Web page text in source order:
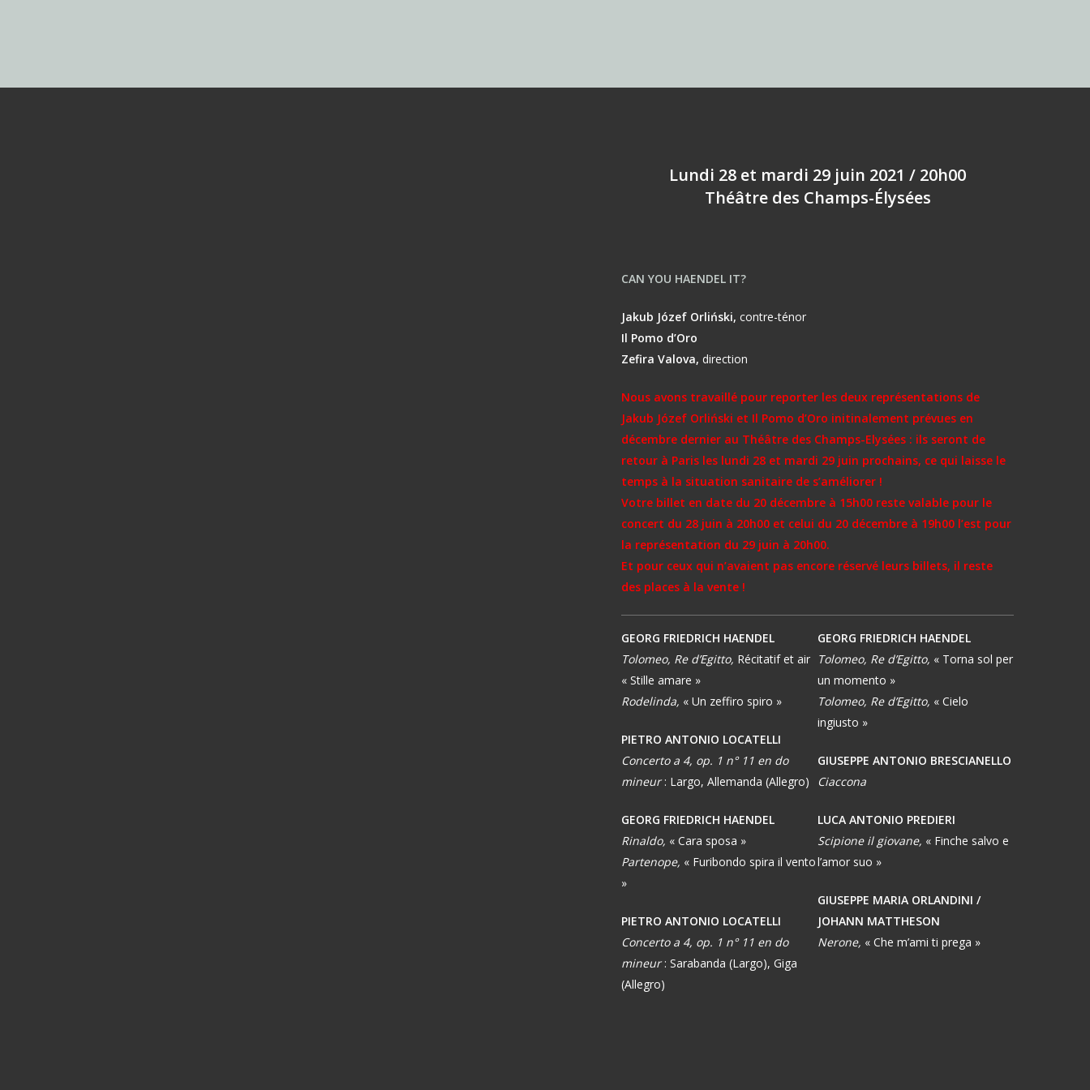
Lundi 28 et mardi 29 juin 2021 / 20h00
Théâtre des Champs-Élysées
CAN YOU HAENDEL IT?
Jakub Józef Orliński, contre-ténor
Il Pomo d’Oro
Zefira Valova,direction
Nous avons travaillé pour reporter les deux représentations de
Jakub Józef Orliński et Il Pomo d’Oro initinalement prévues en
décembre dernier au Théâtre des Champs-Elysées : ils seront de
retour à Paris les lundi 28 et mardi 29 juin prochains, ce qui laisse le
temps à la situation sanitaire de s’améliorer !
Votre billet en date du 20 décembre à 15h00 reste valable pour le
concert du 28 juin à 20h00 et celui du 20 décembre à 19h00 l’est pour
la représentation du 29 juin à 20h00.
Et pour ceux qui n’avaient pas encore réservé leurs billets, il reste
des places à la vente !
GEORG FRIEDRICH HAENDEL
Tolomeo, Re d’Egitto, Récitatif et air
« Stille amare »
Rodelinda, « Un zeffiro spiro »
PIETRO ANTONIO LOCATELLI
Concerto a 4, op. 1 n° 11 en do
mineur: Largo, Allemanda (Allegro)
GEORG FRIEDRICH HAENDEL
Rinaldo, « Cara sposa »
Partenope, « Furibondo spira il vento
»
PIETRO ANTONIO LOCATELLI
Concerto a 4, op. 1 n° 11 en do
mineur: Sarabanda (Largo), Giga
(Allegro)
GEORG FRIEDRICH HAENDEL
Tolomeo, Re d’Egitto, « Torna sol per
un momento »
Tolomeo, Re d’Egitto, « Cielo
ingiusto »
GIUSEPPE ANTONIO BRESCIANELLO
Ciaccona
LUCA ANTONIO PREDIERI
Scipione il giovane, « Finche salvo e
l’amor suo »
GIUSEPPE MARIA ORLANDINI /
JOHANN MATTHESON
Nerone, « Che m’ami ti prega »